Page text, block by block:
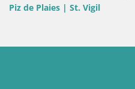
Piz de Plaies | St. Vigil